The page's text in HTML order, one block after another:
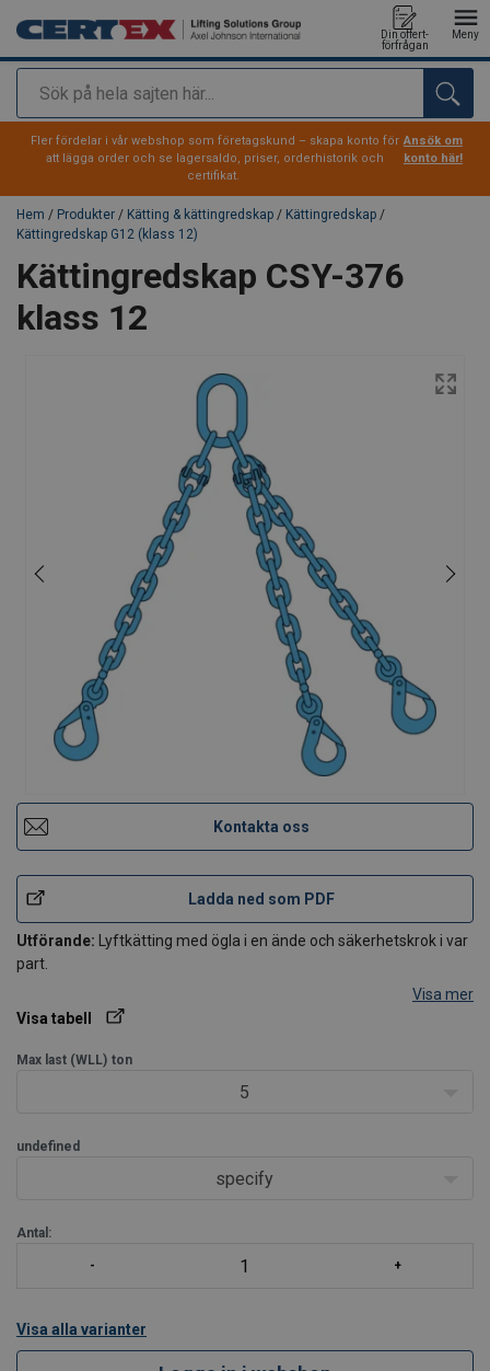
Sök
Din offert-
förfrågan
Meny
tillagd i varukorg
Fler fördelar i vår webshop som företagskund – skapa konto för
att lägga order och se lagersaldo, priser, orderhistorik och
certifikat.
Ansök om
konto här!
Hem / Produkter / Kätting & kättingredskap / Kättingredskap /
Kättingredskap G12 (klass 12)
Kättingredskap CSY-376
klass 12
Kontakta oss
Ladda ned som PDF
Utförande: Lyftkätting med ögla i en ände och säkerhetskrok i var
part.
Dimension: Ø 7-13 mm.
Visa mer
Visa tabell
Max last (WLL) ton
5
undefined
specify
Antal:
Visa alla varianter